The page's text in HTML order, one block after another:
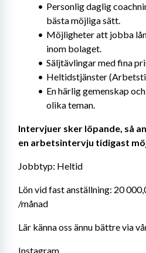
Personlig daglig
bästa möjliga sätt.
Möjligheter att jobba
inom bolaget.
Säljtävlingar med fina
Heltidstjänster
En härlig gemenskap
olika teman.
Intervjuer sker löpande, så
en arbetsintervju tidigast
Jobbtyp: Heltid
Lön vid fast anställning: 20
/månad
Lär känna oss ännu bättre via
Instagram